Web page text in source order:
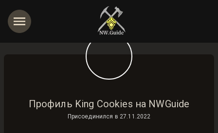
Профиль King Cookies на NWGuide
Присоединился в 27.11.2022